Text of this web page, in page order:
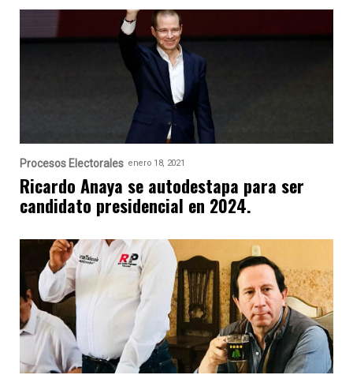
Procesos Electorales enero 18, 2021
Ricardo Anaya se autodestapa para ser
candidato presidencial en 2024.